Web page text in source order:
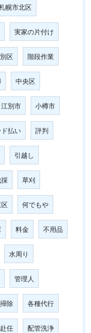
幌市北区
実家の片付け
区 階段作業
中央区
江別市 小樽市
払い 評判
引越し
草刈
何でもや
料金 不用品
水周り
管理人
除 各種代行
任 配管洗浄